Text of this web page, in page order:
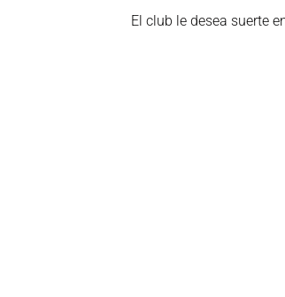
El club le desea suerte